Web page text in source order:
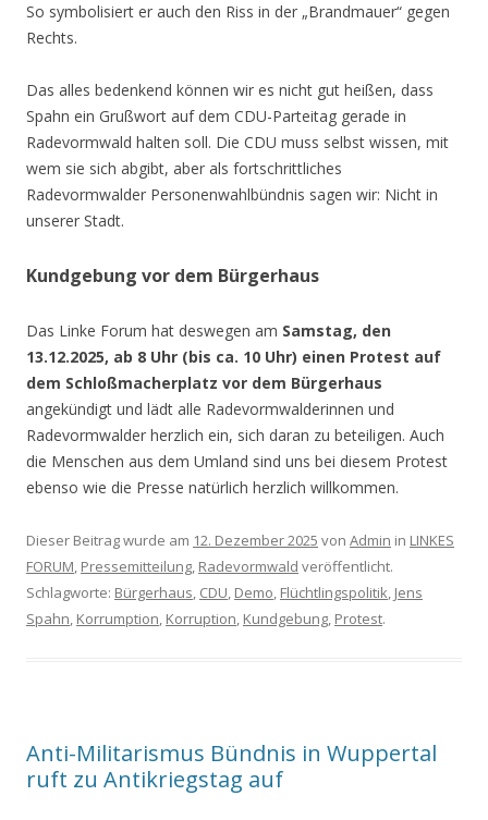
So symbolisiert er auch den Riss in der „Brandmauer“ gegen
Rechts.
Das alles bedenkend können wir es nicht gut heißen, dass
Spahn ein Grußwort auf dem CDU-Parteitag gerade in
Radevormwald halten soll. Die CDU muss selbst wissen, mit
wem sie sich abgibt, aber als fortschrittliches
Radevormwalder Personenwahlbündnis sagen wir: Nicht in
unserer Stadt.
Kundgebung vor dem Bürgerhaus
Das Linke Forum hat deswegen am Samstag, den
13.12.2025, ab 8 Uhr (bis ca. 10 Uhr) einen Protest auf
dem Schloßmacherplatz vor dem Bürgerhaus
angekündigt und lädt alle Radevormwalderinnen und
Radevormwalder herzlich ein, sich daran zu beteiligen. Auch
die Menschen aus dem Umland sind uns bei diesem Protest
ebenso wie die Presse natürlich herzlich willkommen.
Dieser Beitrag wurde am 12. Dezember 2025 von Admin in LINKES
FORUM, Pressemitteilung, Radevormwald veröffentlicht.
Schlagworte: Bürgerhaus, CDU, Demo, Flüchtlingspolitik, Jens
Spahn, Korrumption, Korruption, Kundgebung, Protest.
Anti-Militarismus Bündnis in Wuppertal
ruft zu Antikriegstag auf